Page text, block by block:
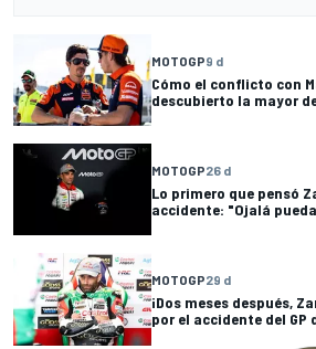
MOTOGP9 d
Cómo el conflicto con
descubierto la mayor
MOTOGP26 d
Lo primero que pensó
accidente: "Ojalá
MOTOGP29 d
¡Dos meses después,
por el accidente del GP